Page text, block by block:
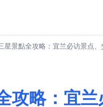
星景點全攻略：宜兰必访景点、
攻略：宜